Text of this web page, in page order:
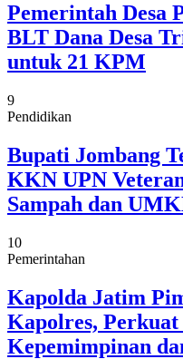
Pemerintah Desa
BLT Dana Desa
untuk 21 KPM
9
Pendidikan
Bupati Jombang
KKN UPN
Sampah dan
10
Pemerintahan
Kapolda Jatim
Kapolres, Perkuat
Kepemimpinan